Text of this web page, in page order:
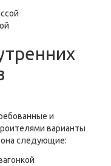
и
варианты
следующие: